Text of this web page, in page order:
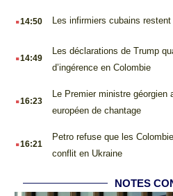
.14:50 Les infirmiers cubains
.14:49
Les déclarations de Trump
d’ingérence en Colombie
.16:23
Le Premier ministre
européen de chantage
.16:21
Petro refuse que les
conflit en Ukraine
NOTES